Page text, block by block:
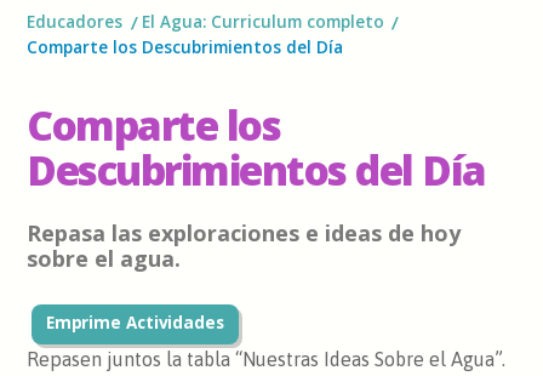
Educadores
El Agua: Curriculum completo
Comparte los Descubrimientos del Día
Comparte los
Descubrimientos del Día
Repasa las exploraciones e ideas de hoy
sobre el agua.
Emprime Actividades
Repasen juntos la tabla “Nuestras Ideas Sobre el Agua”.